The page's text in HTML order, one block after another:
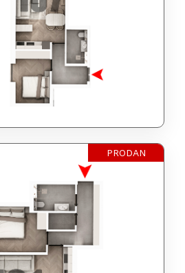
PRODAN